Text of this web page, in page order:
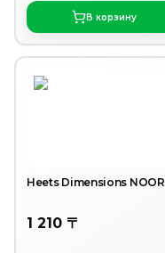
В корзину
Heets Dimensions NOOR
1 210 〒